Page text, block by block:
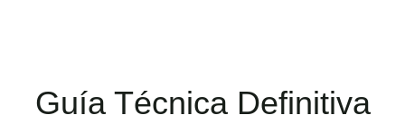
Guía Técnica Definitiva